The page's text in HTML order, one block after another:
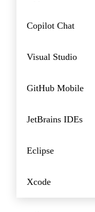
Copilot Chat
Visual Studio
GitHub Mobile
JetBrains IDEs
Eclipse
Xcode